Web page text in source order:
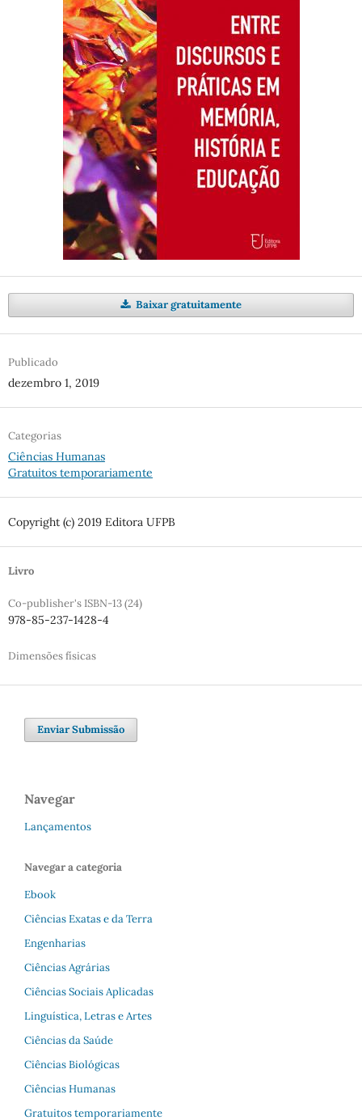
Baixar gratuitamente
Publicado
dezembro 1, 2019
Categorias
Ciências Humanas
Gratuitos temporariamente
Copyright (c) 2019 Editora UFPB
Livro
Co-publisher's ISBN-13 (24)
978-85-237-1428-4
Dimensões físicas
Enviar Submissão
Navegar
Lançamentos
Navegar a categoria
Ebook
Ciências Exatas e da Terra
Engenharias
Ciências Agrárias
Ciências Sociais Aplicadas
Linguística, Letras e Artes
Ciências da Saúde
Ciências Biológicas
Ciências Humanas
Gratuitos temporariamente